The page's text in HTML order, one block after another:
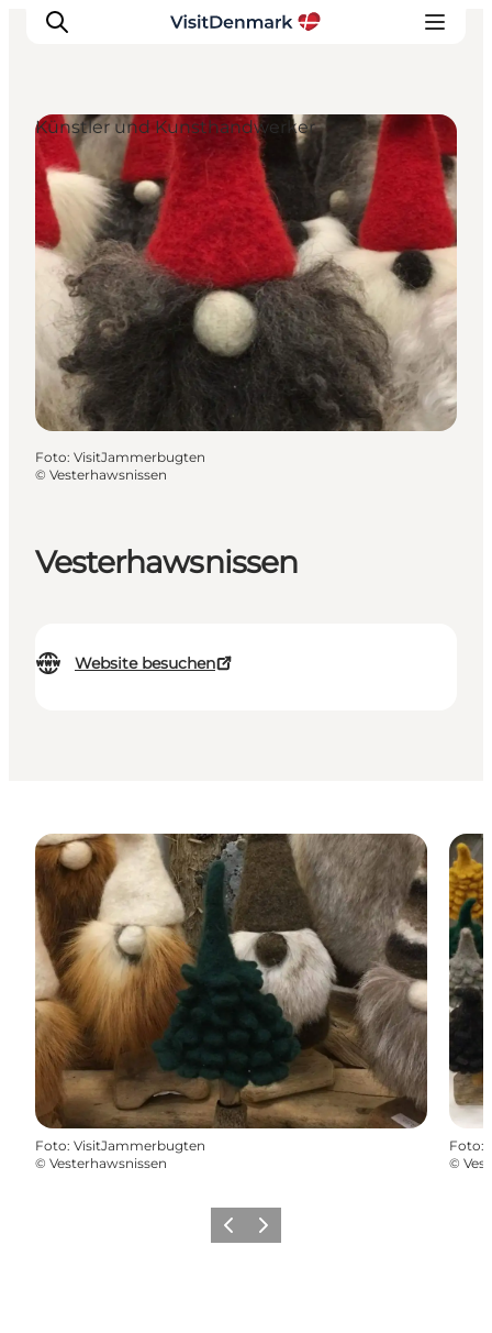
Inspiration
Regionen
Erlebnisse
Unterkünfte
Reiseplanung
Vesterhawsnissen
Website besuchen
Künstler und Kunsthandwerker
Foto: VisitJammerbugten
© Vesterhawsnissen
Foto: VisitJammerbugten
© Vesterhawsnissen
Foto:
©
ZurückWeiter